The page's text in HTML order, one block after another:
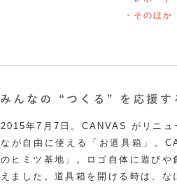
・そのほか
2015年7月7日。CANVAS がリニュ
なが自由に使える「お道具箱」。
のヒミツ基地」。ロゴ自体に遊び
えました。道具箱を開ける時は、